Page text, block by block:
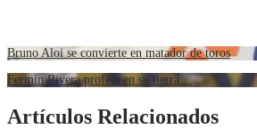
Bruno Aloi se convierte en matador de toros
Fermín Rivera profeta en su tierra…
Artículos Relacionados